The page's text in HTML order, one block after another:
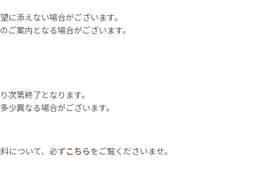
に添えない場合がございます。
ご案内となる場合がございます。
次第終了となります。
少異なる場合がございます。
について、必ずこちらをご覧くださいませ。